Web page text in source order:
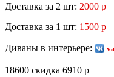
Доставка за 2 шт: 2000 р
Доставка за 1 шт: 1500 р
Диваны в интерьере:
18600 скидка 6910 р